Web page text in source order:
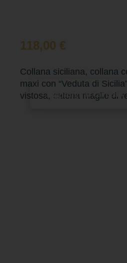
118,00 €
Collana siciliana, collana
maxi con “Veduta di
vistosa, catena maglie di
Aggiungi al carrello